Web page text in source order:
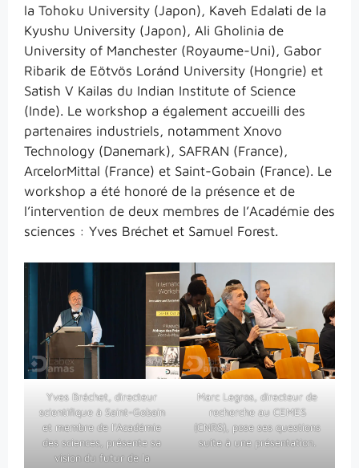
la Tohoku University (Japon), Kaveh Edalati de la
Kyushu University (Japon), Ali Gholinia de
University of Manchester (Royaume-Uni), Gabor
Ribarik de Eötvös Loránd University (Hongrie) et
Satish V Kailas du Indian Institute of Science
(Inde). Le workshop a également accueilli des
partenaires industriels, notamment Xnovo
Technology (Danemark), SAFRAN (France),
ArcelorMittal (France) et Saint-Gobain (France). Le
workshop a été honoré de la présence et de
l’intervention de deux membres de l’Académie des
sciences : Yves Bréchet et Samuel Forest.
Yves Bréchet, directeur
scientifique à Saint-Gobain
et membre de l’Académie
des sciences, présente sa
vision du futur de la
Marc Legros, directeur de
recherche au CEMES
(CNRS), pose ses questions
suite à une présentation.